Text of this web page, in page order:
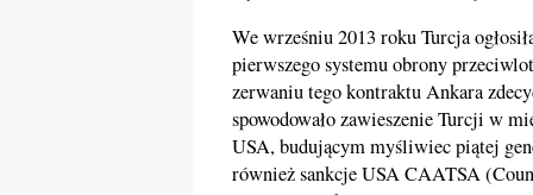
We wrześniu 2013 roku Turcja
pierwszego systemu obrony
zerwaniu tego kontraktu Ankara
spowodowało zawieszenie Turcji w
USA, budującym myśliwiec piątej
również sankcje USA CAATSA